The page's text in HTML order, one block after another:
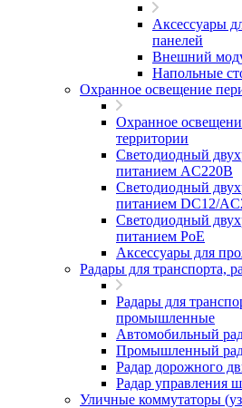
Аксессуары
панелей
Внешний
Напольные
Охранное освещение
Охранное
территории
Светодиодный
питанием AC220В
Светодиодный
питанием DC12/
Светодиодный
питанием PoE
Аксессуары для
Радары для транспорта,
Радары для
промышленные
Автомобильный
Промышленный
Радар дорожного
Радар управления
Уличные коммутаторы